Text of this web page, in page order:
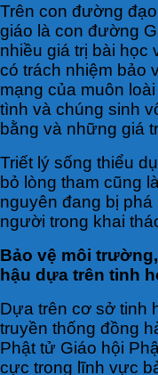
Trên con đường
giáo là con đường
nhiều giá trị bài học
có trách nhiệm bảo
mạng của muôn
tình và chúng sinh
bằng và những giá
Triết lý sống thiểu
bỏ lòng tham cũng
nguyên đang bị
người trong khai
Bảo vệ môi trường,
hậu dựa trên tinh
Dựa trên cơ sở tinh
truyền thống đồng
Phật tử Giáo hội
cực trong lĩnh vực